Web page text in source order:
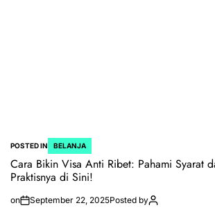
POSTED IN BELANJA
Cara Bikin Visa Anti Ribet: Pahami Syarat
Praktisnya di Sini!
on September 22, 2025Posted by